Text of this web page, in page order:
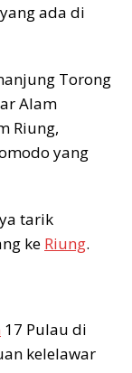
ada di
Torong
Alam
Riung,
yang
tarik
ke Riung.
17 Pulau di
kelelawar